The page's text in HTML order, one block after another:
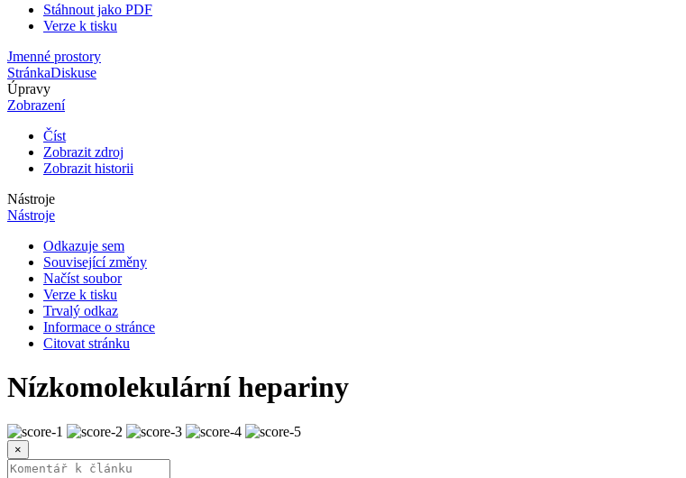
Stáhnout jako PDF
Verze k tisku
Jmenné prostory
StránkaDiskuse
Úpravy
Zobrazení
Číst
Zobrazit zdroj
Zobrazit historii
Nástroje
Nástroje
Odkazuje sem
Související změny
Načíst soubor
Verze k tisku
Trvalý odkaz
Informace o stránce
Citovat stránku
Nízkomolekulární hepariny
×